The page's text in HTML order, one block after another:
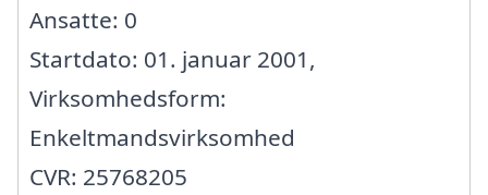
Ansatte: 0
Startdato: 01. januar 2001,
Virksomhedsform:
Enkeltmandsvirksomhed
CVR: 25768205